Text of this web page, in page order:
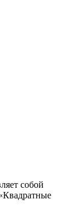
собой